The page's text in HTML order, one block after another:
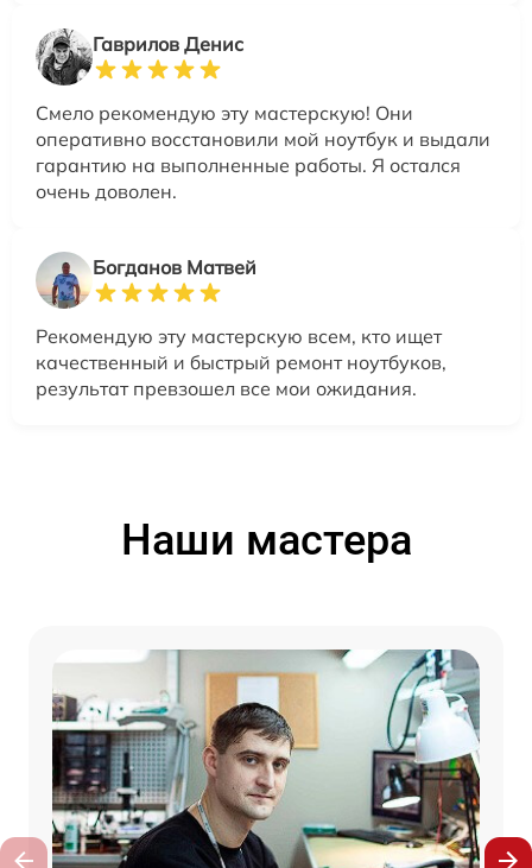
Гаврилов Денис
Смело рекомендую эту мастерскую! Они
оперативно восстановили мой ноутбук и выдали
гарантию на выполненные работы. Я остался
очень доволен.
Богданов Матвей
Рекомендую эту мастерскую всем, кто ищет
качественный и быстрый ремонт ноутбуков,
результат превзошел все мои ожидания.
Наши мастера